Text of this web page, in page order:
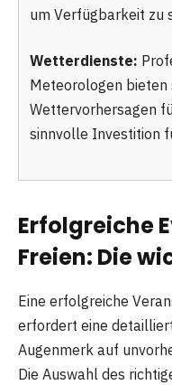
um Verfügbarkeit zu
Wetterdienste:
Meteorologen bieten
Wettervorhersagen
sinnvolle Investition
Erfolgreiche
Freien: Die
Eine erfolgreiche
erfordert eine
Augenmerk auf
Die Auswahl des